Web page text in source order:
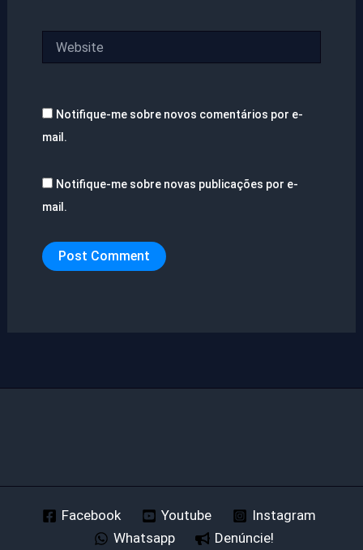
Notifique-me sobre novos comentários por e-
mail.
Notifique-me sobre novas publicações por e-
mail.
Facebook Youtube
Instagram
Whatsapp
Denúncie!